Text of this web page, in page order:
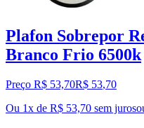
Plafon Sobrepor
Branco Frio 6500k
Preço R$ 53,70R$ 53,70
Ou 1x de R$ 53,70 sem juros